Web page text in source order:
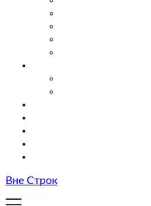
Вне Строк